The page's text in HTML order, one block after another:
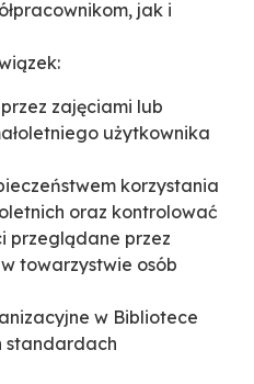
jak i
zajęciami lub
użytkownika
korzystania
oraz kontrolować
przeglądane przez
towarzystwie osób
w Bibliotece
standardach